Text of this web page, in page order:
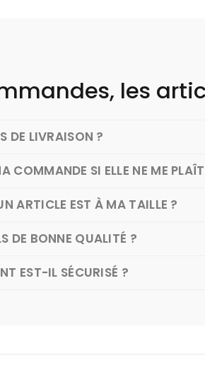
les
DE LIVRAISON ?
COMMANDE SI ELLE NE ME
ARTICLE EST À MA TAILLE ?
DE BONNE QUALITÉ ?
EST-IL SÉCURISÉ ?